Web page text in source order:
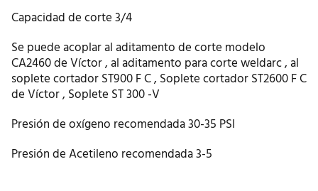
Capacidad de corte 3/4
Se puede acoplar al aditamento de corte modelo
CA2460 de Víctor , al aditamento para corte weldarc , al
soplete cortador ST900 F C , Soplete cortador ST2600 F C
de Víctor , Soplete ST 300 -V
Presión de oxígeno recomendada 30-35 PSI
Presión de Acetileno recomendada 3-5